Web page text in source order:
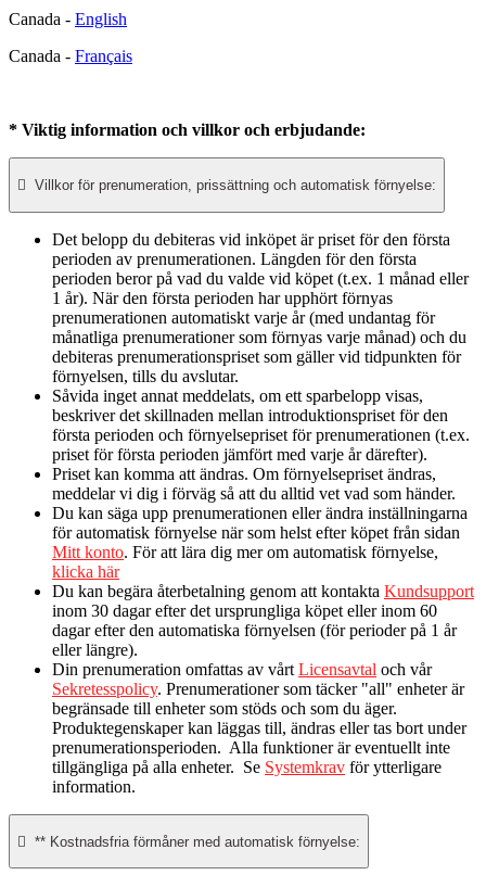
Canada - English
Canada - Français
* Viktig information och villkor och erbjudande:
 Villkor för prenumeration, prissättning och automatisk förnyelse:
Det belopp du debiteras vid inköpet är priset för den första
perioden av prenumerationen. Längden för den första
perioden beror på vad du valde vid köpet (t.ex. 1 månad eller
1 år). När den första perioden har upphört förnyas
prenumerationen automatiskt varje år (med undantag för
månatliga prenumerationer som förnyas varje månad) och du
debiteras prenumerationspriset som gäller vid tidpunkten för
förnyelsen, tills du avslutar.​
Såvida inget annat meddelats, om ett sparbelopp visas,
beskriver det skillnaden mellan introduktionspriset för den
första perioden och förnyelsepriset för prenumerationen (t.ex.
priset för första perioden jämfört med varje år därefter).
Priset kan komma att ändras. Om förnyelsepriset ändras,
meddelar vi dig i förväg så att du alltid vet vad som händer.
Du kan säga upp prenumerationen eller ändra inställningarna
för automatisk förnyelse när som helst efter köpet från sidan
Mitt konto. För att lära dig mer om automatisk förnyelse,
klicka här
Du kan begära återbetalning genom att kontakta Kundsupport
inom 30 dagar efter det ursprungliga köpet eller inom 60
dagar efter den automatiska förnyelsen (för perioder på 1 år
eller längre).
Din prenumeration omfattas av vårt Licensavtal och vår
Sekretesspolicy. Prenumerationer som täcker "all" enheter är
begränsade till enheter som stöds och som du äger.
Produktegenskaper kan läggas till, ändras eller tas bort under
prenumerationsperioden. Alla funktioner är eventuellt inte
tillgängliga på alla enheter. Se Systemkrav för ytterligare
information.
 ** Kostnadsfria förmåner med automatisk förnyelse: